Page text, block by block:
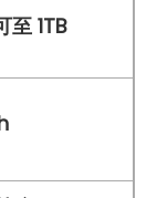
1TB